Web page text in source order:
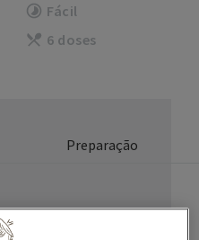
Fácil
6 doses
Preparação